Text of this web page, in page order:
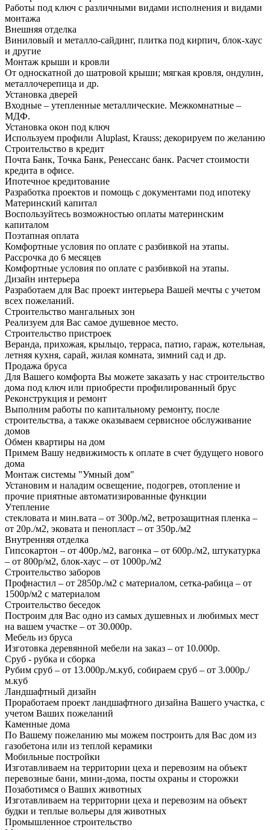
Работы под ключ с различными видами исполнения и видами
монтажа
Внешняя отделка
Виниловый и металло-сайдинг, плитка под кирпич, блок-хаус
и другие
Монтаж крыши и кровли
От односкатной до шатровой крыши; мягкая кровля, ондулин,
металлочерепица и др.
Установка дверей
Входные – утепленные металлические. Межкомнатные –
МДФ.
Установка окон под ключ
Используем профили Aluplast, Krauss; декорируем по желанию
Строительство в кредит
Почта Банк, Точка Банк, Ренессанс банк. Расчет стоимости
кредита в офисе.
Ипотечное кредитование
Разработка проектов и помощь с документами под ипотеку
Материнский капитал
Воспользуйтесь возможностью оплаты материнским
капиталом
Поэтапная оплата
Комфортные условия по оплате с разбивкой на этапы.
Рассрочка до 6 месяцев
Комфортные условия по оплате с разбивкой на этапы.
Дизайн интерьера
Разработаем для Вас проект интерьера Вашей мечты с учетом
всех пожеланий.
Строительство мангальных зон
Реализуем для Вас самое душевное место.
Строительство пристроек
Веранда, прихожая, крыльцо, терраса, патио, гараж, котельная,
летняя кухня, сарай, жилая комната, зимний сад и др.
Продажа бруса
Для Вашего комфорта Вы можете заказать у нас строительство
дома под ключ или приобрести профилированный брус
Реконструкция и ремонт
Выполним работы по капитальному ремонту, после
строительства, а также оказываем сервисное обслуживание
домов
Обмен квартиры на дом
Примем Вашу недвижимость к оплате в счет будущего нового
дома
Монтаж системы "Умный дом"
Установим и наладим освещение, подогрев, отопление и
прочие приятные автоматизированные функции
Утепление
стекловата и мин.вата – от 300р./м2, ветрозащитная пленка –
от 20р./м2, эковата и пенопласт – от 350р./м2
Внутренняя отделка
Гипсокартон – от 400р./м2, вагонка – от 600р./м2, штукатурка
– от 800р/м2, блок-хаус – от 1000р./м2
Строительство заборов
Профнастил – от 2850р./м2 с материалом, сетка-рабица – от
1500р/м2 с материалом
Строительство беседок
Построим для Вас одно из самых душевных и любимых мест
на вашем участке – от 30.000р.
Мебель из бруса
Изготовка деревянной мебели на заказ – от 10.000р.
Сруб - рубка и сборка
Рубим сруб – от 13.000р./м.куб, собираем сруб – от 3.000р./
м.куб
Ландшафтный дизайн
Проработаем проект ландшафтного дизайна Вашего участка, с
учетом Ваших пожеланий
Каменные дома
По Вашему пожеланию мы можем построить для Вас дом из
газобетона или из теплой керамики
Мобильные постройки
Изготавливаем на территории цеха и перевозим на объект
перевозные бани, мини-дома, посты охраны и сторожки
Позаботимся о Ваших животных
Изготавливаем на территории цеха и перевозим на объект
будки и теплые вольеры для животных
Промышленное строительство